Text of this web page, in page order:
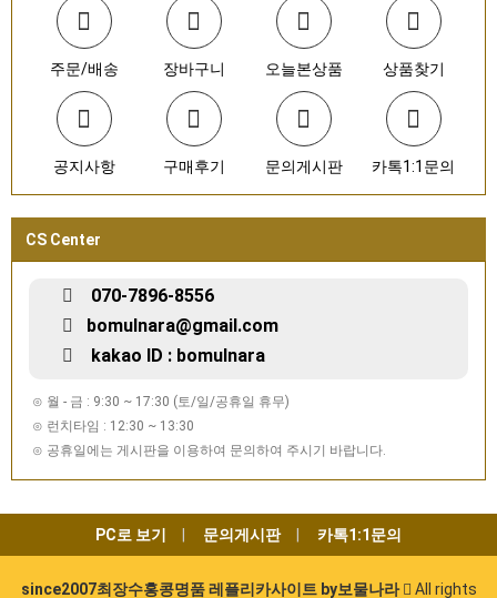
주문/배송 장바구니 오늘본상품 상품찾기
공지사항 구매후기 문의게시판 카톡1:1문의
CS Center
070-7896-8556
bomulnara@gmail.com
kakao ID : bomulnara
⊙ 월 - 금 : 9:30 ~ 17:30 (토/일/공휴일 휴무)
⊙ 런치타임 : 12:30 ~ 13:30
⊙ 공휴일에는 게시판을 이용하여 문의하여 주시기 바랍니다.
PC로 보기 문의게시판 카톡1:1문의
since2007최장수홍콩명품 레플리카사이트 by보물나라 All rights